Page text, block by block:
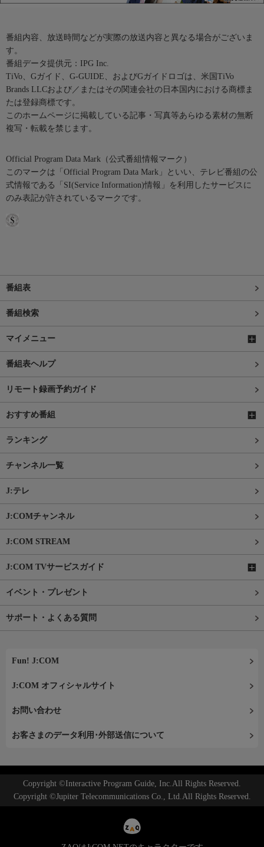
番組内容、放送時間などが実際の放送内容と異なる場合がございま
す。
番組データ提供元：IPG Inc.
TiVo、Gガイド、G-GUIDE、およびGガイドロゴは、米国TiVo
Brands LLCおよび／またはその関連会社の日本国内における商標ま
たは登録商標です。
このホームページに掲載している記事・写真等あらゆる素材の無断
複写・転載を禁じます。
Official Program Data Mark（公式番組情報マーク）
このマークは「Official Program Data Mark」といい、テレビ番組の公
式情報である「SI(Service Information)情報」を利用したサービスに
のみ表記が許されているマークです。
番組表
番組検索
マイメニュー
番組表ヘルプ
リモート録画予約ガイド
おすすめ番組
ランキング
チャンネル一覧
J:テレ
J:COMチャンネル
J:COM STREAM
J:COM TVサービスガイド
イベント・プレゼント
サポート・よくある質問
Fun! J:COM
J:COM オフィシャルサイト
お問い合わせ
お客さまのデータ利用･外部送信について
Copyright ©Interactive Program Guide, Inc.All Rights Reserved.
Copyright ©Jupiter Telecommunications Co., Ltd.All Rights Reserved.